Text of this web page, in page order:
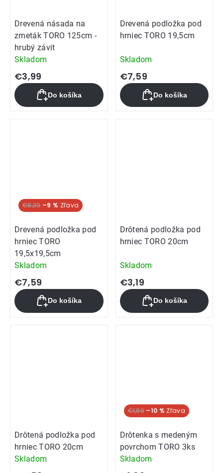
Drevená násada na
zmeták TORO 125cm -
hrubý závit
Skladom
€3,99
Do košíka
Drevená podložka pod
hrniec TORO 19,5cm
Skladom
€7,59
Do košíka
€8,39 –9 %
Drevená podložka pod
hrniec TORO
19,5x19,5cm
Skladom
€7,59
Do košíka
Drôtená podložka pod
hrniec TORO 20cm
Skladom
€3,19
Do košíka
Drôtená podložka pod
hrniec TORO 20cm
Skladom
€1,89 –10 %
Drôtenka s medeným
povrchom TORO 3ks
Skladom